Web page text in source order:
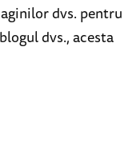
dvs. pentru
dvs., acesta